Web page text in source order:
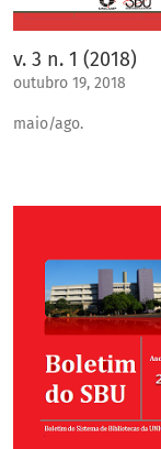
v. 3 n. 1 (2018)
outubro 19, 2018
maio/ago.